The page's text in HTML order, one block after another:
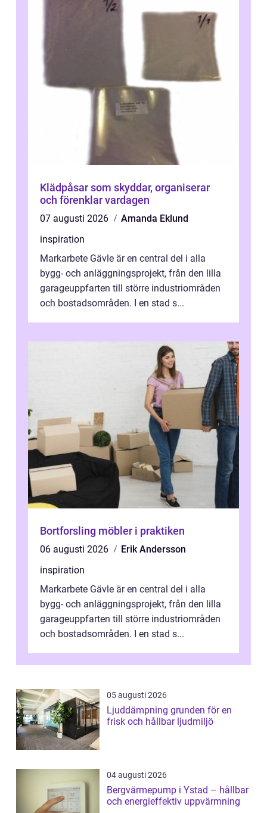
Klädpåsar som skyddar, organiserar
och förenklar vardagen
07 augusti 2026
Amanda Eklund
inspiration
Markarbete Gävle är en central del i alla
bygg- och anläggningsprojekt, från den lilla
garageuppfarten till större industriområden
och bostadsområden. I en stad s...
Bortforsling möbler i praktiken
06 augusti 2026
Erik Andersson
inspiration
Markarbete Gävle är en central del i alla
bygg- och anläggningsprojekt, från den lilla
garageuppfarten till större industriområden
och bostadsområden. I en stad s...
05 augusti 2026
Ljuddämpning grunden för en
frisk och hållbar ljudmiljö
04 augusti 2026
Bergvärmepump i Ystad – hållbar
och energieffektiv uppvärmning